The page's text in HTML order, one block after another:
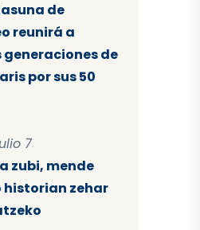
de
reunirá a
de
por sus 50
7
zubi, mende
historian zehar